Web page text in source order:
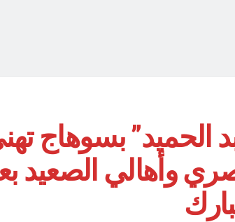
الحميد” بسوهاج
وأهالي الصعيد